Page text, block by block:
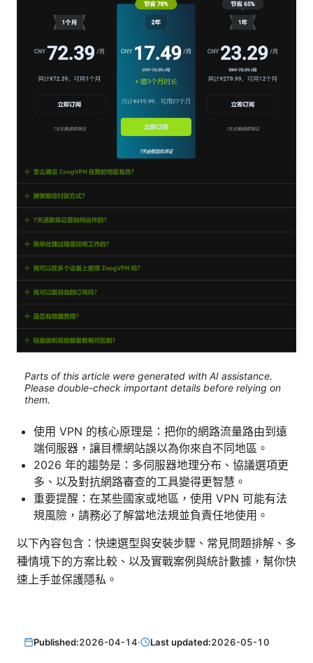
Parts of this article were generated with AI assistance.
Please double-check important details before relying on
them.
使用 VPN 的核心原理是：把你的網路流量路由到遠
端伺服器，讓目標網站誤以為你來自不同地區。
2026 年的趨勢是：多伺服器地理分布、協議選項更
多、以及對抗網路審查的工具變得更智慧。
重要提醒：在某些國家或地區，使用 VPN 可能有法
規風險，請務必了解當地法規並負責任地使用。
以下內容包含：快速選型與安裝步驟、常見問題排解、多
種情境下的方案比較、以及實戰案例與統計數據，幫你快
速上手並保護隱私。
Published:2026-04-14· Last updated:2026-05-10